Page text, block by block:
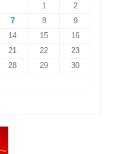
1
2
7 8
9
14 15
16
21 22
23
28 29
30